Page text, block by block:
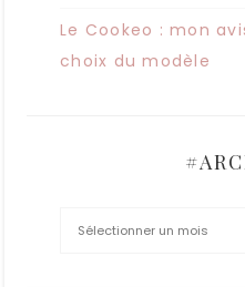
Le Cookeo : mon
choix du modèle